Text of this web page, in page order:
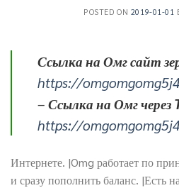
POSTED ON 2019-01-01
Ссылка на Омг сайт
https://
– Ссылка на Омг через
https://
Интернете. |Omg работает по
и сразу пополнить баланс. |Есть